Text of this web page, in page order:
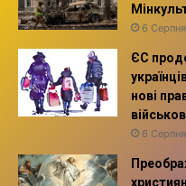
6
ЄС
нові
6